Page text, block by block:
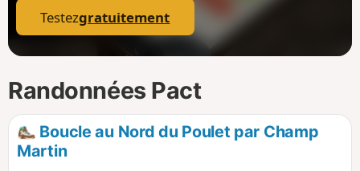
Testezgratuitement
Randonnées Pact
Boucle au Nord du Poulet par Champ
Martin